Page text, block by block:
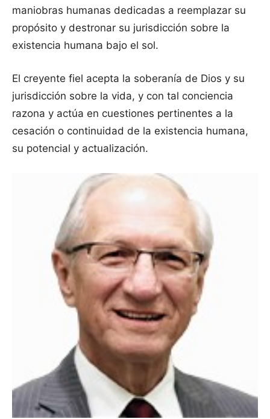
maniobras humanas dedicadas a reemplazar su
propósito y destronar su jurisdicción sobre la
existencia humana bajo el sol.
El creyente fiel acepta la soberanía de Dios y su
jurisdicción sobre la vida, y con tal conciencia
razona y actúa en cuestiones pertinentes a la
cesación o continuidad de la existencia humana,
su potencial y actualización.